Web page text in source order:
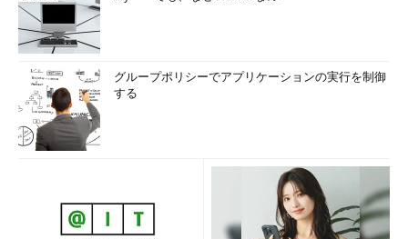
グループポリシーでアプリケーションの実行を制御
する